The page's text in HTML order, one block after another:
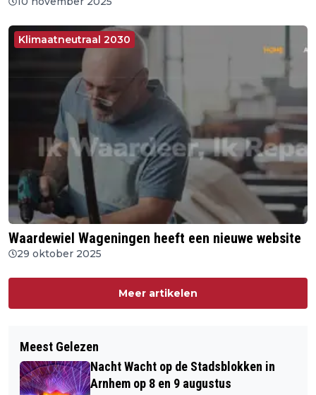
Klimaatneutraal 2030
Waardewiel Wageningen heeft een nieuwe website
29 oktober 2025
Meer artikelen
Meest Gelezen
Nacht Wacht op de Stadsblokken in
Arnhem op 8 en 9 augustus